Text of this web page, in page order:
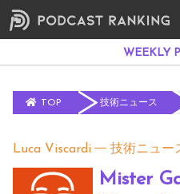
TOP 技術ニュース
Luca Viscardi 技術ニュー
Mister